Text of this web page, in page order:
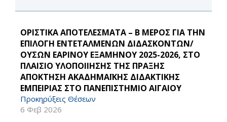
ΟΡΙΣΤΙΚΑ ΑΠΟΤΕΛΕΣΜΑΤΑ – B ΜΕΡΟΣ ΓΙΑ ΤΗΝ
ΕΠΙΛΟΓΗ ΕΝΤΕΤΑΛΜΕΝΩΝ ΔΙΔΑΣΚΟΝΤΩΝ/
ΟΥΣΩΝ ΕΑΡΙΝΟΥ ΕΞΑΜΗΝΟΥ 2025-2026, ΣΤΟ
ΠΛΑΙΣΙΟ ΥΛΟΠΟΙΙΗΣΗΣ ΤΗΣ ΠΡΑΞΗΣ
ΑΠΟΚΤΗΣΗ ΑΚΑΔΗΜΑΪΚΗΣ ΔΙΔΑΚΤΙΚΗΣ
ΕΜΠΕΙΡΙΑΣ ΣΤΟ ΠΑΝΕΠΙΣΤΗΜΙΟ ΑΙΓΑΙΟΥ
Προκηρύξεις Θέσεων
6 Φεβ 2026